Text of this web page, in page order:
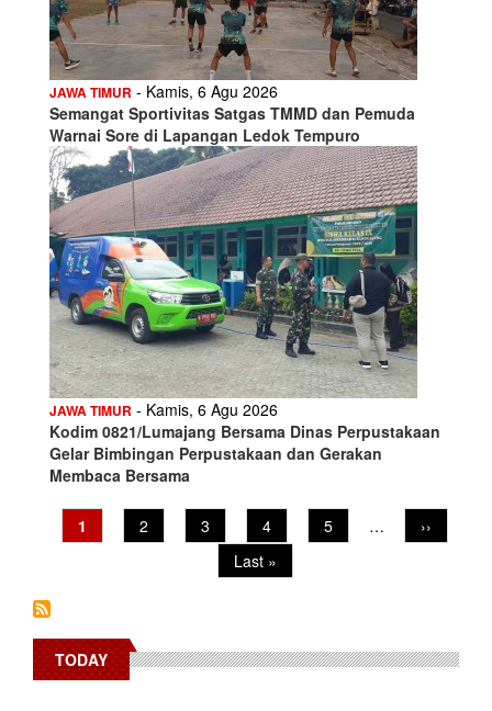
JAWA TIMUR - Kamis, 6 Agu 2026
Semangat Sportivitas Satgas TMMD dan Pemuda
Warnai Sore di Lapangan Ledok Tempuro
JAWA TIMUR - Kamis, 6 Agu 2026
Kodim 0821/Lumajang Bersama Dinas Perpustakaan
Gelar Bimbingan Perpustakaan dan Gerakan
Membaca Bersama
Pagination
Current
page
1 Page
2 Page
3 Page
4 Page
5 …
Next
page
››
Last
page
Last »
TODAY